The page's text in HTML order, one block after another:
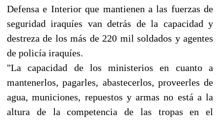
Defensa e Interior que mantienen a las fuerzas de
seguridad iraquíes van detrás de la capacidad y
destreza de los más de 220 mil soldados y agentes
de policía iraquíes.
"La capacidad de los ministerios en cuanto a
mantenerlos, pagarles, abastecerlos, proveerles de
agua, municiones, repuestos y armas no está a la
altura de la competencia de las tropas en el